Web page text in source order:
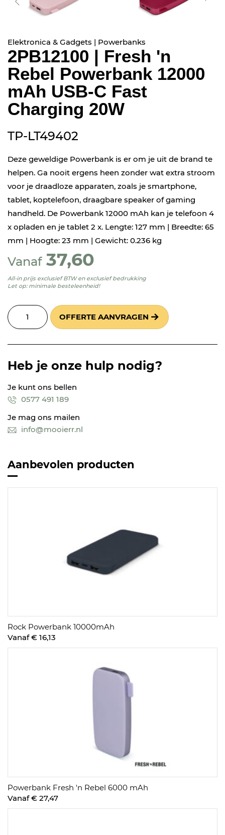
Elektronica & Gadgets | Powerbanks
2PB12100 | Fresh 'n
Rebel Powerbank 12000
mAh USB-C Fast
Charging 20W
TP-LT49402
Deze geweldige Powerbank is er om je uit de brand te
helpen. Ga nooit ergens heen zonder wat extra stroom
voor je draadloze apparaten, zoals je smartphone,
tablet, koptelefoon, draagbare speaker of gaming
handheld. De Powerbank 12000 mAh kan je telefoon 4
x opladen en je tablet 2 x. Lengte: 127 mm | Breedte: 65
mm | Hoogte: 23 mm | Gewicht: 0.236 kg
Vanaf 37,60
All-in prijs exclusief BTW en exclusief bedrukking
Let op: minimale besteleenheid!
OFFERTE AANVRAGEN
Heb je onze hulp nodig?
Je kunt ons bellen
0577 491 189
Je mag ons mailen
info@mooierr.nl
Aanbevolen producten
Rock Powerbank 10000mAh
Vanaf € 16,13
Powerbank Fresh 'n Rebel 6000 mAh
Vanaf € 27,47